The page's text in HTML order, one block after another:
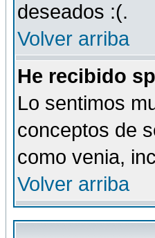
deseados :(.
Volver arriba
He recibido
Lo sentimos
conceptos de
como venia,
Volver arriba